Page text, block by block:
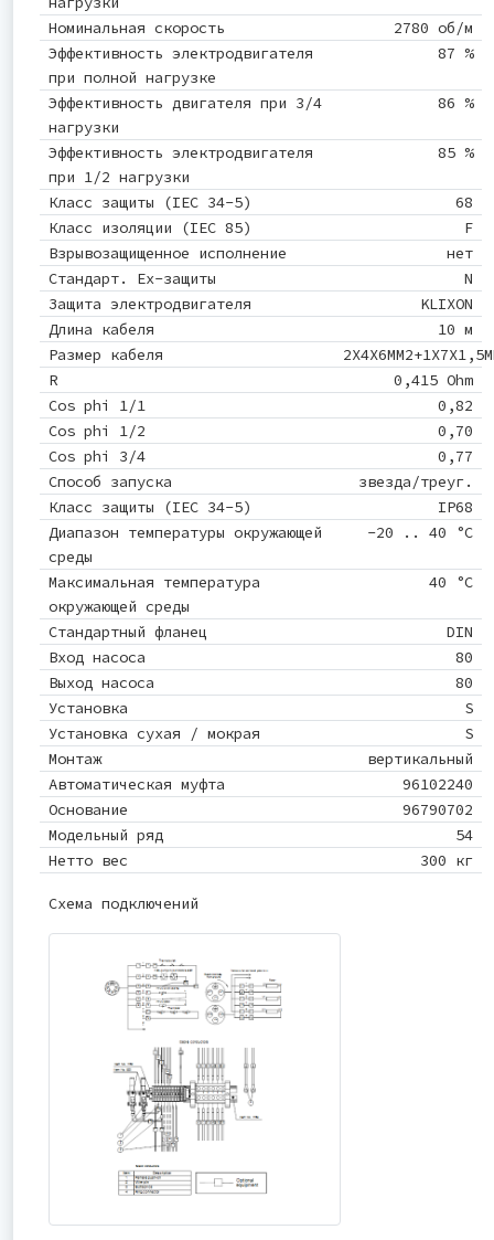
Номинальная скорость
2780 об/м
Эффективность электродвигателя
при полной нагрузке
87 %
Эффективность двигателя при 3/4
нагрузки
86 %
Эффективность электродвигателя
при 1/2 нагрузки
85 %
Класс защиты (IEC 34-5)
68
Класс изоляции (IEC 85)
F
Взрывозащищенное исполнение
нет
Стандарт. Ex-защиты
N
Защита электродвигателя
KLIXON
Длина кабеля
10 м
Размер кабеля
R
0,415 Ohm
Cos phi 1/1
0,82
Cos phi 1/2
0,70
Cos phi 3/4
0,77
Способ запуска
звезда/треуг.
Класс защиты (IEC 34-5)
IP68
Диапазон температуры окружающей
среды
-20 .. 40 °C
Максимальная температура
окружающей среды
40 °C
Стандартный фланец
DIN
Вход насоса
80
Выход насоса
80
Установка
S
Установка сухая / мокрая
S
Монтаж
вертикальный
Автоматическая муфта
96102240
Основание
96790702
Модельный ряд
54
Нетто вес
300 кг
Схема подключений